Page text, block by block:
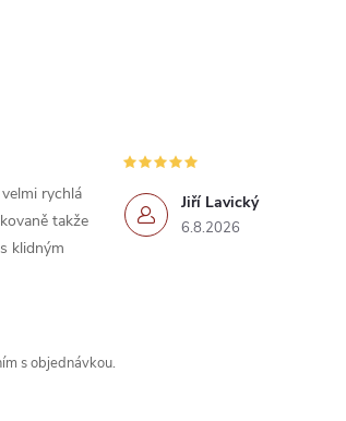
rychlá
takže
klidným
Jiří Lavický
6.8.2026
s objednávkou.